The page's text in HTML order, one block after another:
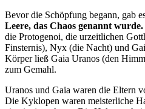
Bevor die Schöpfung begann, gab
Leere, das Chaos genannt wurde.
die Protogenoi, die urzeitlichen
Finsternis), Nyx (die Nacht) und
Körper ließ Gaia Uranos (den
zum Gemahl.
Uranos und Gaia waren die Eltern
Die Kyklopen waren meisterliche